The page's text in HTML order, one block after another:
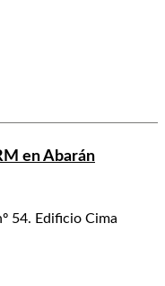
en Abarán
54. Edificio Cima